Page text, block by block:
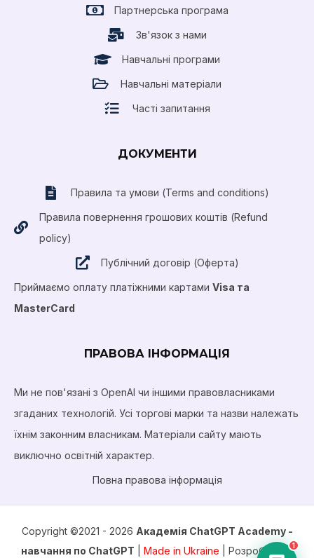
Партнерська програма
Зв'язок з нами
Навчальні програми
Навчальні матеріали
Часті запитання
ДОКУМЕНТИ
Правила та умови (Terms and conditions)
Правила повернення грошових коштів (Refund
policy)
Публічний договір (Оферта)
Приймаємо оплату платіжними картами Visa та
MasterCard
ПРАВОВА ІНФОРМАЦІЯ
Ми не пов'язані з OpenAI чи іншими правовласниками
згаданих технологій. Усі торгові марки та назви належать
їхнім законним власникам. Матеріали сайту мають
виключно освітній характер.
Повна правова інформація
Copyright ©2021 - 2026 Академія ChatGPT Academy -
навчання по ChatGPT
Made in Ukraine | Розробка від1